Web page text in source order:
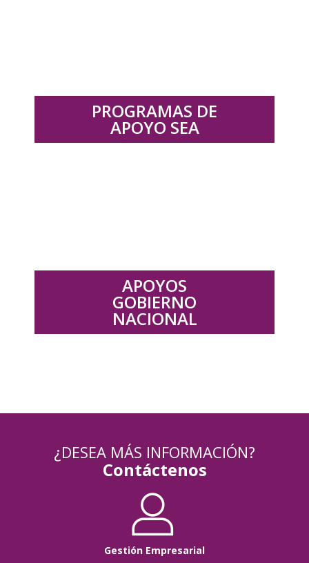
PROGRAMAS DE
APOYO SEA
APOYOS
GOBIERNO
NACIONAL
¿DESEA MÁS INFORMACIÓN?
Contáctenos
Gestión Empresarial